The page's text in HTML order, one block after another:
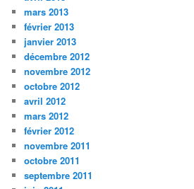
mars 2013
février 2013
janvier 2013
décembre 2012
novembre 2012
octobre 2012
avril 2012
mars 2012
février 2012
novembre 2011
octobre 2011
septembre 2011